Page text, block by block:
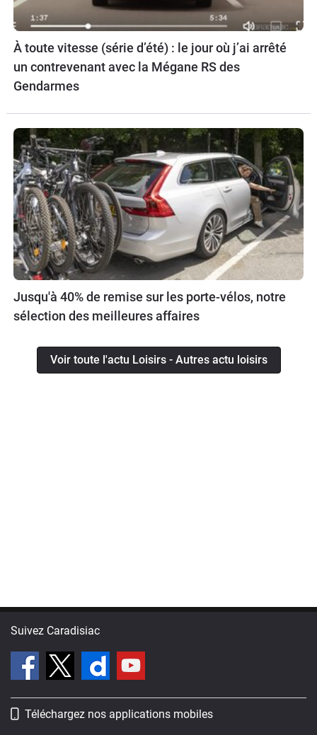
À toute vitesse (série d’été) : le jour où j’ai arrêté
un contrevenant avec la Mégane RS des
Gendarmes
Jusqu'à 40% de remise sur les porte-vélos, notre
sélection des meilleures affaires
Voir toute l'actu Loisirs - Autres actu loisirs
Suivez Caradisiac
Téléchargez nos applications mobiles